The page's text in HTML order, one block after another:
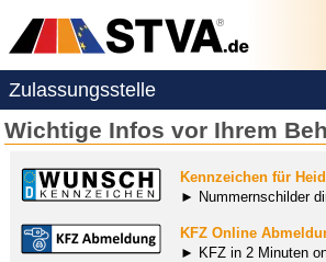
Zulassungsstelle
Wichtige Infos vor Ihrem
Kennzeichen für
► Nummernschilder
KFZ Online
► KFZ in 2 Minuten